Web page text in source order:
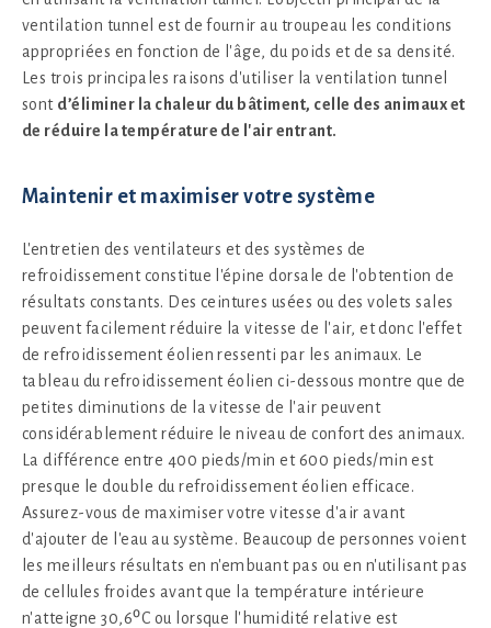
ventilation tunnel est de fournir au troupeau les conditions
appropriées en fonction de l'âge, du poids et de sa densité.
Les trois principales raisons d'utiliser la ventilation tunnel
sont d’éliminer la chaleur du bâtiment, celle des animaux et
de réduire la température de l'air entrant.
Maintenir et maximiser votre système
L'entretien des ventilateurs et des systèmes de
refroidissement constitue l'épine dorsale de l'obtention de
résultats constants. Des ceintures usées ou des volets sales
peuvent facilement réduire la vitesse de l'air, et donc l'effet
de refroidissement éolien ressenti par les animaux. Le
tableau du refroidissement éolien ci-dessous montre que de
petites diminutions de la vitesse de l'air peuvent
considérablement réduire le niveau de confort des animaux.
La différence entre 400 pieds/min et 600 pieds/min est
presque le double du refroidissement éolien efficace.
Assurez-vous de maximiser votre vitesse d'air avant
d'ajouter de l'eau au système. Beaucoup de personnes voient
les meilleurs résultats en n'embuant pas ou en n'utilisant pas
de cellules froides avant que la température intérieure
n'atteigne 30,6⁰C ou lorsque l'humidité relative est